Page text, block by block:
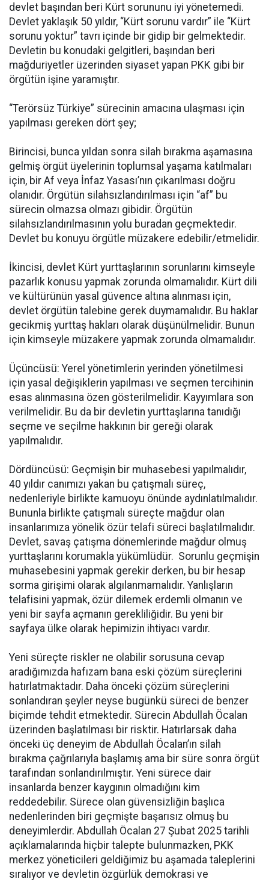
devlet başından beri Kürt sorununu iyi yönetemedi.
Devlet yaklaşık 50 yıldır, “Kürt sorunu vardır” ile “Kürt
sorunu yoktur” tavrı içinde bir gidip bir gelmektedir.
Devletin bu konudaki gelgitleri, başından beri
mağduriyetler üzerinden siyaset yapan PKK gibi bir
örgütün işine yaramıştır.
“Terörsüz Türkiye” sürecinin amacına ulaşması için
yapılması gereken dört şey;
Birincisi, bunca yıldan sonra silah bırakma aşamasına
gelmiş örgüt üyelerinin toplumsal yaşama katılmaları
için, bir Af veya İnfaz Yasası’nın çıkarılması doğru
olanıdır. Örgütün silahsızlandırılması için “af” bu
sürecin olmazsa olmazı gibidir. Örgütün
silahsızlandırılmasının yolu buradan geçmektedir.
Devlet bu konuyu örgütle müzakere edebilir/etmelidir.
İkincisi, devlet Kürt yurttaşlarının sorunlarını kimseyle
pazarlık konusu yapmak zorunda olmamalıdır. Kürt dili
ve kültürünün yasal güvence altına alınması için,
devlet örgütün talebine gerek duymamalıdır. Bu haklar
gecikmiş yurttaş hakları olarak düşünülmelidir. Bunun
için kimseyle müzakere yapmak zorunda olmamalıdır.
Üçüncüsü: Yerel yönetimlerin yerinden yönetilmesi
için yasal değişiklerin yapılması ve seçmen tercihinin
esas alınmasına özen gösterilmelidir. Kayyımlara son
verilmelidir. Bu da bir devletin yurttaşlarına tanıdığı
seçme ve seçilme hakkının bir gereği olarak
yapılmalıdır.
Dördüncüsü: Geçmişin bir muhasebesi yapılmalıdır,
40 yıldır canımızı yakan bu çatışmalı süreç,
nedenleriyle birlikte kamuoyu önünde aydınlatılmalıdır.
Bununla birlikte çatışmalı süreçte mağdur olan
insanlarımıza yönelik özür telafi süreci başlatılmalıdır.
Devlet, savaş çatışma dönemlerinde mağdur olmuş
yurttaşlarını korumakla yükümlüdür. Sorunlu geçmişin
muhasebesini yapmak gerekir derken, bu bir hesap
sorma girişimi olarak algılanmamalıdır. Yanlışların
telafisini yapmak, özür dilemek erdemli olmanın ve
yeni bir sayfa açmanın gerekliliğidir. Bu yeni bir
sayfaya ülke olarak hepimizin ihtiyacı vardır.
Yeni süreçte riskler ne olabilir sorusuna cevap
aradığımızda hafızam bana eski çözüm süreçlerini
hatırlatmaktadır. Daha önceki çözüm süreçlerini
sonlandıran şeyler neyse bugünkü süreci de benzer
biçimde tehdit etmektedir. Sürecin Abdullah Öcalan
üzerinden başlatılması bir risktir. Hatırlarsak daha
önceki üç deneyim de Abdullah Öcalan’ın silah
bırakma çağrılarıyla başlamış ama bir süre sonra örgüt
tarafından sonlandırılmıştır. Yeni sürece dair
insanlarda benzer kaygının olmadığını kim
reddedebilir. Sürece olan güvensizliğin başlıca
nedenlerinden biri geçmişte başarısız olmuş bu
deneyimlerdir. Abdullah Öcalan 27 Şubat 2025 tarihli
açıklamalarında hiçbir talepte bulunmazken, PKK
merkez yöneticileri geldiğimiz bu aşamada taleplerini
sıralıyor ve devletin özgürlük demokrasi ve